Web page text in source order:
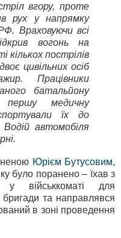
вгору, проте
рух у напрямку
Враховуючи всі
вогонь на
кількох пострілів
цивільних осіб
Працівники
батальйону
першу медичну
їх до
Водій автомобіля
Юрієм Бутусовим,
було поранено – їхав з
у військкоматі для
та направлявся
в зоні проведення